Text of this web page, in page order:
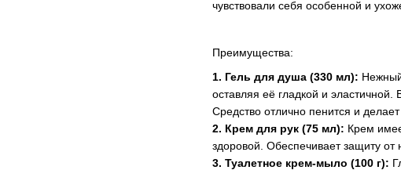
чувствовали себя особенной и
Преимущества:
1. Гель для душа (330 мл):
оставляя её гладкой и
Средство отлично пенится и
2. Крем для рук (75 мл): Крем
здоровой. Обеспечивает защиту от
3. Туалетное крем-мыло (100 г):